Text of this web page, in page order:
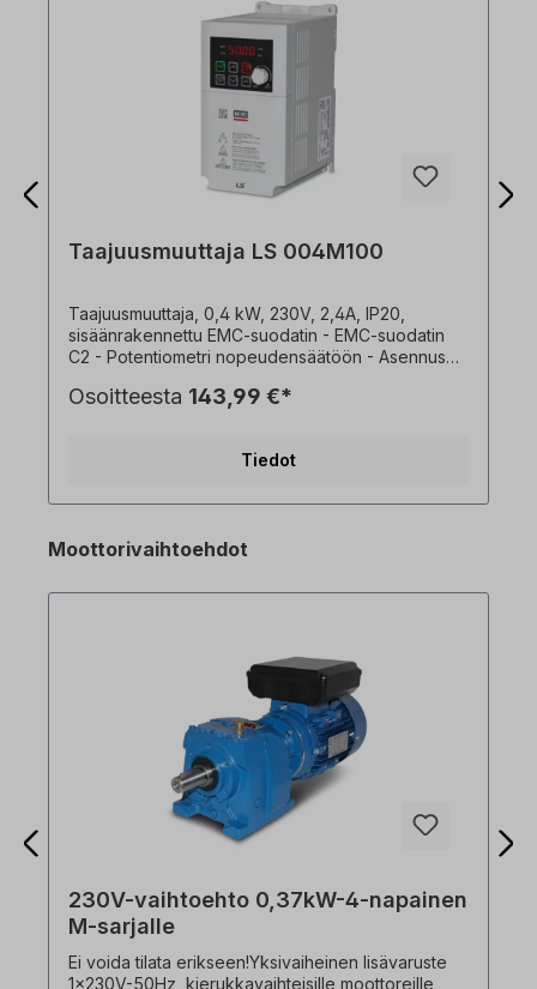
Taajuusmuuttaja LS 004M100
Taajuusmuuttaja, 0,4 kW, 230V, 2,4A, IP20,
sisäänrakennettu EMC-suodatin - EMC-suodatin
C2 - Potentiometri nopeudensäätöön - Asennus
vierekkäin mahdollista (2 mm etäisyys
1x AI (0-10V), 1x AO (0-10V) - Jarruhakkuri 1.5kW-
ajan - Ohjelmointi DriveView9-käyttöohjelmistolla
Vakioversiossa ei ole RJ45-liitäntää! Valitse
Jog-tila - 3-wire-tila - Dwell-tila - Luiston
0,37 kW:n kolmivaihemoottorille!
Osoitteesta 143,99 €*
Tiedot
Moottorivaihtoehdot
230V-vaihtoehto 0,37kW-4-napainen
M-sarjalle
Ei voida tilata erikseen!Yksivaiheinen lisävaruste
1x230V-50Hz, kierukkavaihteisille moottoreille